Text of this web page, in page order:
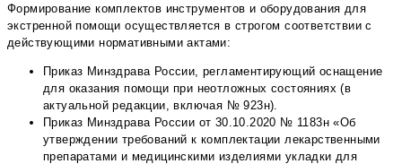
Формирование комплектов инструментов и оборудования для
экстренной помощи осуществляется в строгом соответствии с
действующими нормативными актами:
Приказ Минздрава России, регламентирующий оснащение
для оказания помощи при неотложных состояниях (в
актуальной редакции, включая № 923н).
Приказ Минздрава России от 30.10.2020 № 1183н «Об
утверждении требований к комплектации лекарственными
препаратами и медицинскими изделиями укладки для